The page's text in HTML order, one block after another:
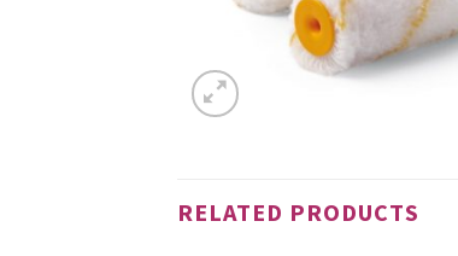
RELATED PRODUCTS